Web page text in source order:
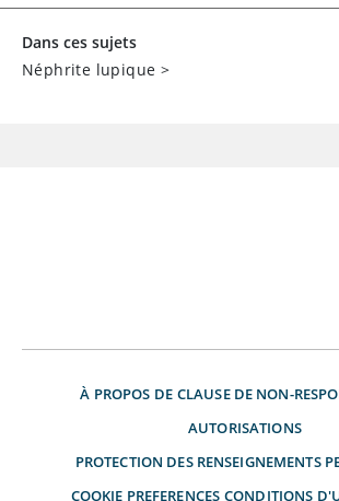
Dans ces sujets
Néphrite lupique >
À PROPOS DE CLAUSE DE NON-
AUTORISATIONS
PROTECTION DES RENSEIGNEMENTS
COOKIE PREFERENCES CONDITIONS